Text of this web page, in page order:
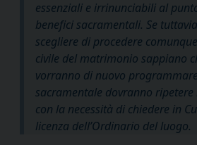
essenziali e irrinunciabili al
benefici sacramentali. Se
scegliere di procedere
civile del matrimonio sappiano
vorranno di nuovo
sacramentale dovranno ripetere
con la necessità di chiedere in
licenza dell’Ordinario del luogo.